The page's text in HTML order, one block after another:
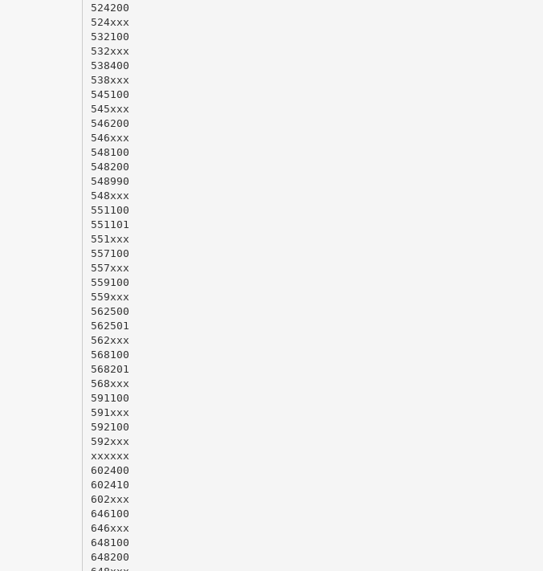
524200
524xxx
532100
532xxx
538400
538xxx
545100
545xxx
546200
546xxx
548100
548200
548990
548xxx
551100
551101
551xxx
557100
557xxx
559100
559xxx
562500
562501
562xxx
568100
568201
568xxx
591100
591xxx
592100
592xxx
xxxxxx
602400
602410
602xxx
646100
646xxx
648100
648200